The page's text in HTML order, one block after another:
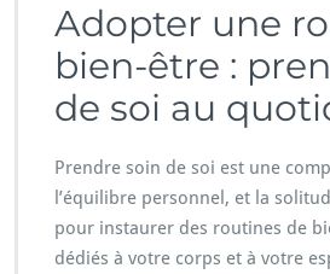
Adopter une
bien-être :
de soi au
Prendre soin de soi est une
l’équilibre personnel, et la
pour instaurer des routines de
dédiés à votre corps et à votre